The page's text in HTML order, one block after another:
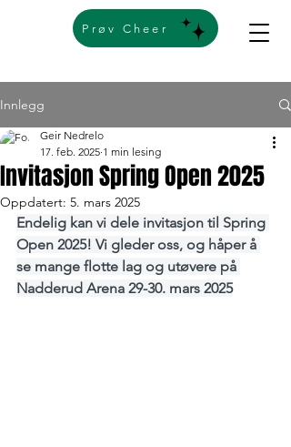
Prøv Cheer
Innlegg
Invitasjon Spring Open 2025
Geir Nedrelo
17. feb. 2025 1 min lesing
Oppdatert: 5. mars 2025
Endelig kan vi dele invitasjon til Spring
Open 2025! Vi gleder oss, og håper å
se mange flotte lag og utøvere på
Nadderud Arena 29-30. mars 2025